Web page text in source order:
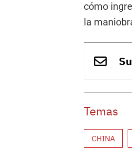
cómo
la
Temas
CHINA